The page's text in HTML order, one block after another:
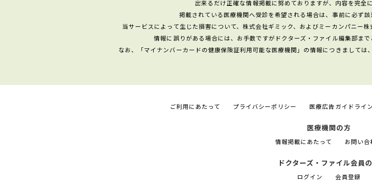
出来るだけ正確な情報掲載に努めておりますが、内容を完全
掲載されている医療機関へ受診を希望される場合は、事前に必ず該
当サービスによって生じた損害について、株式会社ギミック、およびミーカンパニー
情報に誤りがある場合には、お手数ですがドクターズ・ファイル編集部ま
なお、「マイナンバーカードの健康保険証利用可能な医療機関」の情報につきましては
ご利用にあたって プライバシーポリシー 医療広告ガイドライ
医療機関の方
情報掲載にあたって お問い合
ドクターズ・ファイル会員
ログイン 会員登録